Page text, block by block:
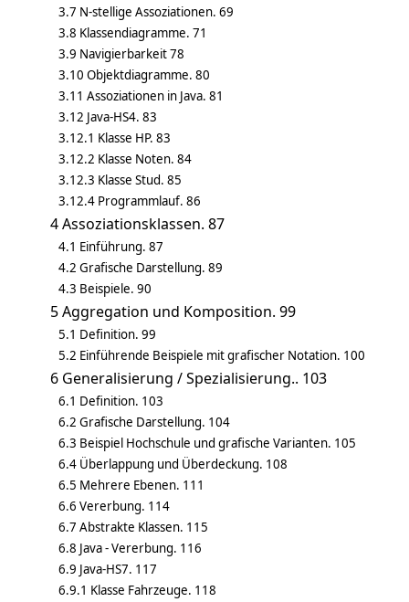
3.7 N-stellige Assoziationen. 69
3.8 Klassendiagramme. 71
3.9 Navigierbarkeit 78
3.10 Objektdiagramme. 80
3.11 Assoziationen in Java. 81
3.12 Java-HS4. 83
3.12.1 Klasse HP. 83
3.12.2 Klasse Noten. 84
3.12.3 Klasse Stud. 85
3.12.4 Programmlauf. 86
4 Assoziationsklassen. 87
4.1 Einführung. 87
4.2 Grafische Darstellung. 89
4.3 Beispiele. 90
5 Aggregation und Komposition. 99
5.1 Definition. 99
5.2 Einführende Beispiele mit grafischer Notation. 100
6 Generalisierung / Spezialisierung.. 103
6.1 Definition. 103
6.2 Grafische Darstellung. 104
6.3 Beispiel Hochschule und grafische Varianten. 105
6.4 Überlappung und Überdeckung. 108
6.5 Mehrere Ebenen. 111
6.6 Vererbung. 114
6.7 Abstrakte Klassen. 115
6.8 Java - Vererbung. 116
6.9 Java-HS7. 117
6.9.1 Klasse Fahrzeuge. 118